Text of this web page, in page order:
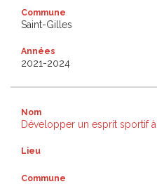
Commune
Saint-Gilles
Années
2021-2024
Nom
Développer un esprit sportif
Lieu
Commune